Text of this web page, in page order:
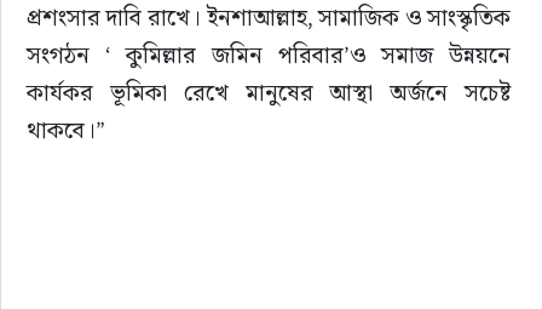
প্রশংসার দাবি রাখে। ইনশাআল্লাহ, সামাজিক ও সাংস্কৃতিক
সংগঠন ‘ কুমিল্লার জমিন পরিবার’ও সমাজ উন্নয়নে
কার্যকর ভূমিকা রেখে মানুষের আস্থা অর্জনে সচেষ্ট
থাকবে।”